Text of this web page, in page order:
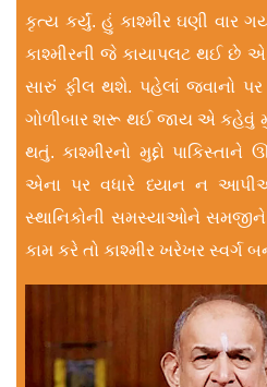
કૃત્ય કર્યું. હું કાશ્મીર ઘણી વાર
કાશ્મીરની જે કાયાપલટ થઈ છે
સારું ફીલ થશે. પહેલાં જવાનો પર
ગોળીબાર શરૂ થઈ જાય એ કહેવું
થતું. કાશ્મીરનો મુદ્દો
એના પર વધારે ધ્યાન ન
સ્થાનિકોની સમસ્યાઓને
કામ કરે તો કાશ્મીર ખરેખર સ્વર્ગ